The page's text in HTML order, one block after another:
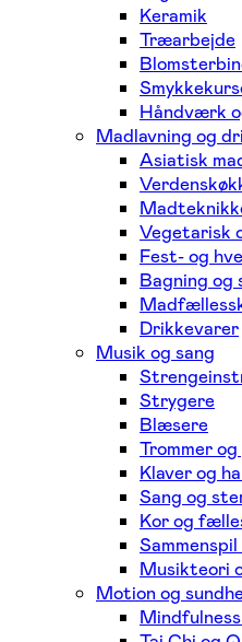
Keramik
Træarbejde
Håndværk
Madlavning og
Asiatisk
Vegetarisk
Fest- og
Bagning og
Drikkevarer
Musik og sang
Strygere
Blæsere
Trommer
Klaver og
Sang og
Kor og
Musikteori
Motion og